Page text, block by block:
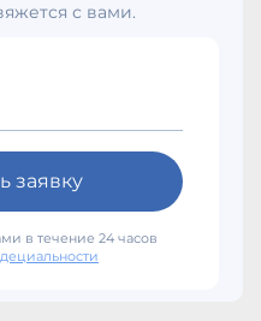
с вами.
заявку
в течение 24 часов